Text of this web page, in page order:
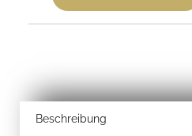
Beschreibung